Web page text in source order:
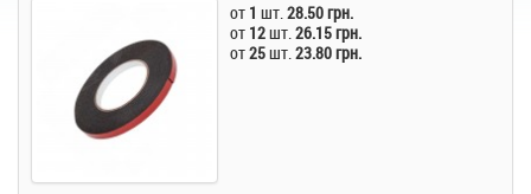
от 1 шт.28.50 грн.
от 12шт.26.15 грн.
от25шт.23.80 грн.